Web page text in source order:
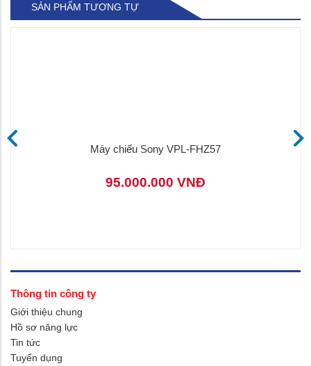
SẢN PHẨM TƯƠNG TỰ
Máy chiếu Sony VPL-FHZ57
95.000.000 VNĐ
Thông tin công ty
Giới thiệu chung
Hồ sơ năng lực
Tin tức
Tuyển dụng